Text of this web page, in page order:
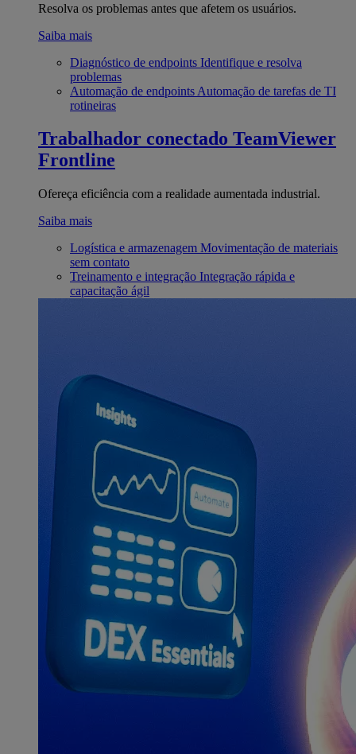
Resolva os problemas antes que afetem os usuários.
Saiba mais
Diagnóstico de endpoints Identifique e resolva
problemas
Automação de endpoints Automação de tarefas de TI
rotineiras
Trabalhador conectado TeamViewer
Frontline
Ofereça eficiência com a realidade aumentada industrial.
Saiba mais
Logística e armazenagem Movimentação de materiais
sem contato
Treinamento e integração Integração rápida e
capacitação ágil